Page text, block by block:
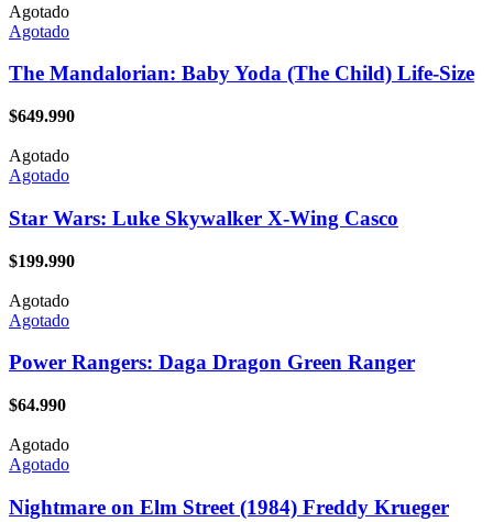
Agotado
Agotado
The Mandalorian: Baby Yoda (The Child) Life-Size
$649.990
Agotado
Agotado
Star Wars: Luke Skywalker X-Wing Casco
$199.990
Agotado
Agotado
Power Rangers: Daga Dragon Green Ranger
$64.990
Agotado
Agotado
Nightmare on Elm Street (1984) Freddy Krueger